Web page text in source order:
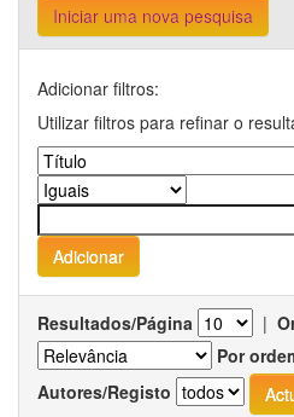
Iniciar uma nova pesquisa
Adicionar filtros:
Utilizar filtros para refinar o
Resultados/Página |
Por
Autores/Registo